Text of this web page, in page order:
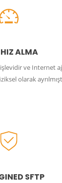
ALMA
ve Internet
olarak
SFTP